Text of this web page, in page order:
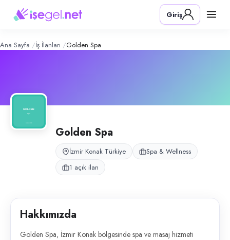
Spa– Şirket Profili
Konum:
Golden Spa, İzmir Konak bölgesinde spa ve masaj hizmeti sunan
Giriş
Ana Sayfa İş İlanları Golden Spa
Golden Spa
İzmir Konak Türkiye
Spa & Wellness
1 açık ilan
Hakkımızda
Golden Spa, İzmir Konak bölgesinde spa ve masaj hizmeti